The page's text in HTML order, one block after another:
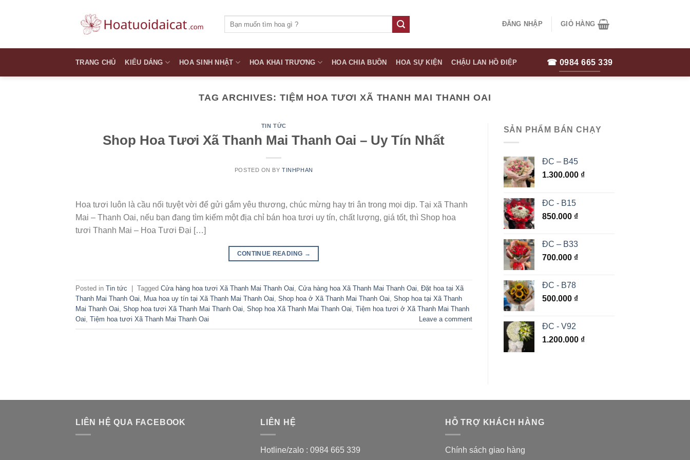
kiếm:
ĐĂNG NHẬP GIỎ HÀNG
TRANG CHỦ KIỂU DÁNG HOA SINH NHẬT HOA KHAI TRƯƠNG HOA CHIA BUỒN HOA SỰ KIỆN CHẬU LAN HỒ ĐIỆP ☎ 0984 665 339
TAG ARCHIVES: TIỆM HOA TƯƠI XÃ THANH MAI THANH OAI
TIN TỨC
Shop Hoa Tươi Xã Thanh Mai Thanh Oai – Uy Tín Nhất
POSTED ON BYTINHPHAN
Hoa tươi luôn là cầu nối tuyệt vời để gửi gắm yêu thương, chúc mừng hay tri ân trong mọi dịp. Tại xã Thanh
Mai – Thanh Oai, nếu bạn đang tìm kiếm một địa chỉ bán hoa tươi uy tín, chất lượng, giá tốt, thì Shop hoa
tươi Thanh Mai – Hoa Tươi Đại […]
CONTINUE READING →
Posted in Tin tức Tagged Cửa hàng hoa tươi Xã Thanh Mai Thanh Oai, Cửa hàng hoa Xã Thanh Mai Thanh Oai, Đặt hoa tại Xã
Thanh Mai Thanh Oai, Mua hoa uy tín tại Xã Thanh Mai Thanh Oai, Shop hoa ở Xã Thanh Mai Thanh Oai, Shop hoa tại Xã Thanh
Mai Thanh Oai, Shop hoa tươi Xã Thanh Mai Thanh Oai, Shop hoa Xã Thanh Mai Thanh Oai, Tiệm hoa tươi ở Xã Thanh Mai Thanh
Oai, Tiệm hoa tươi Xã Thanh Mai Thanh Oai Leave a comment
SẢN PHẨM BÁN CHẠY
ĐC – B45
1.300.000 ₫
ĐC - B15
850.000 ₫
ĐC – B33
700.000 ₫
ĐC - B78
500.000 ₫
ĐC - V92
1.200.000 ₫
LIÊN HỆ QUA FACEBOOK LIÊN HỆ
Hotline/zalo : 0984 665 339
HỖ TRỢ KHÁCH HÀNG
Chính sách giao hàng